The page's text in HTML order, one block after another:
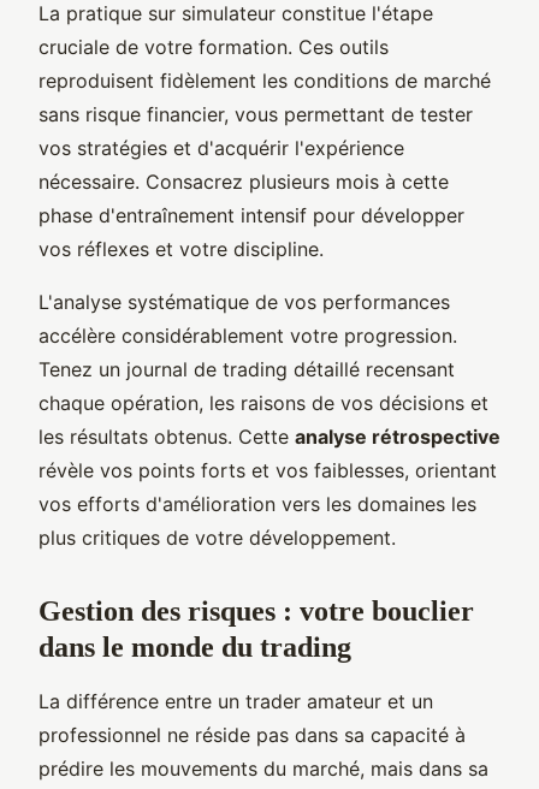
La pratique sur simulateur constitue l'étape
cruciale de votre formation. Ces outils
reproduisent fidèlement les conditions de marché
sans risque financier, vous permettant de tester
vos stratégies et d'acquérir l'expérience
nécessaire. Consacrez plusieurs mois à cette
phase d'entraînement intensif pour développer
vos réflexes et votre discipline.
L'analyse systématique de vos performances
accélère considérablement votre progression.
Tenez un journal de trading détaillé recensant
chaque opération, les raisons de vos décisions et
les résultats obtenus. Cette analyse rétrospective
révèle vos points forts et vos faiblesses, orientant
vos efforts d'amélioration vers les domaines les
plus critiques de votre développement.
Gestion des risques : votre bouclier
dans le monde du trading
La différence entre un trader amateur et un
professionnel ne réside pas dans sa capacité à
prédire les mouvements du marché, mais dans sa